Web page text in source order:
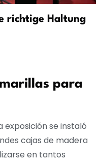
richtige Haltung
para
exposición se instaló
cajas de madera
en tantos